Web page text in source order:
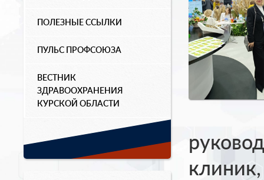
ПОЛЕЗНЫЕ ССЫЛКИ
ПУЛЬС ПРОФСОЮЗА
ВЕСТНИК
ЗДРАВООХРАНЕНИЯ
КУРСКОЙ ОБЛАСТИ